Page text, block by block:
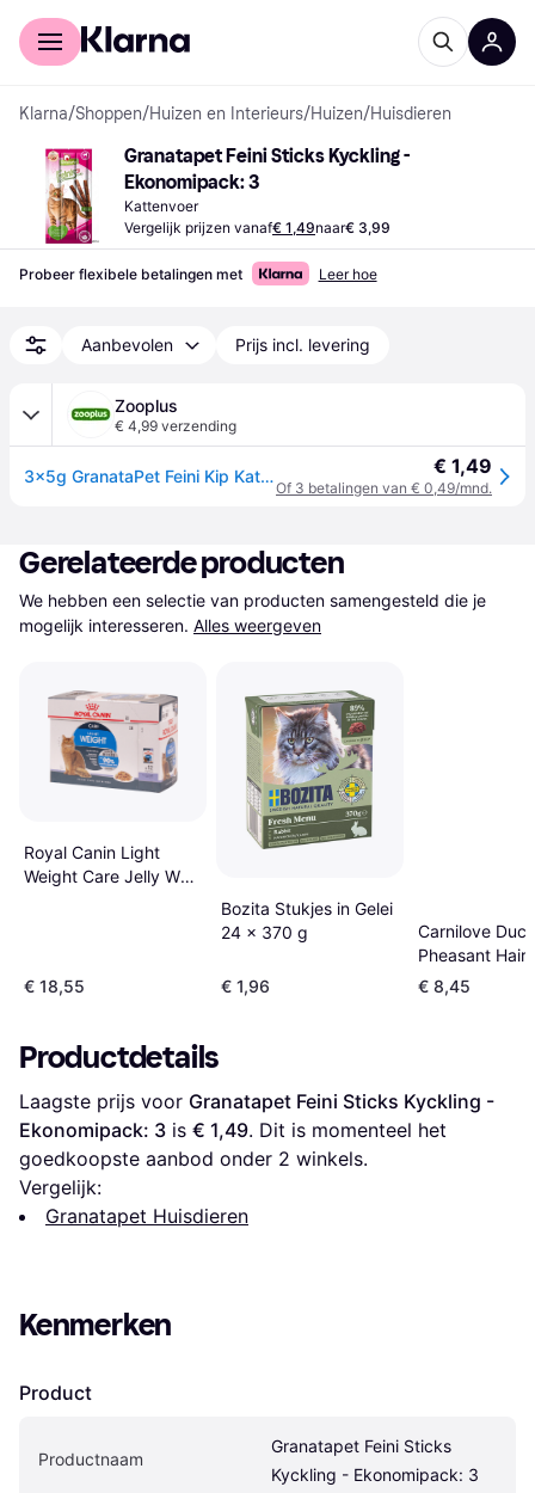
Voor shoppers
Klarna/Shoppen/Huizen en Interieurs/Huizen/Huisdieren
Granatapet Feini Sticks Kyckling -
Ekonomipack: 3
Kattenvoer
Vergelijk prijzen vanaf€ 1,49naar€ 3,99
Probeer flexibele betalingen met Leer hoe
Aanbevolen Prijs incl. levering
Zooplus
€ 4,99 verzending
3x5g GranataPet Feini Kip Kattensnacks € 1,49
Of 3 betalingen van € 0,49/mnd.
Gerelateerde producten
We hebben een selectie van producten samengesteld die je
mogelijk interesseren. Alles weergeven
Royal Canin Light
Weight Care Jelly Wet
€ 18,55
Bozita Stukjes in Gelei
24 x 370 g
€ 1,96
Carnilove Duck
Pheasant
€ 8,45
Productdetails
Laagste prijs voor Granatapet Feini Sticks Kyckling -
Ekonomipack: 3 is € 1,49. Dit is momenteel het
goedkoopste aanbod onder 2 winkels.
Vergelijk:
Granatapet Huisdieren
Kenmerken
Product
Productnaam
Granatapet Feini Sticks
Kyckling - Ekonomipack: 3